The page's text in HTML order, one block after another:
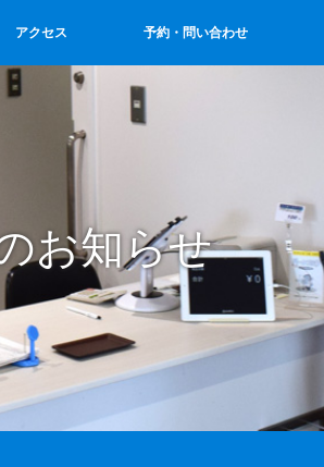
アクセス 予約・問い合わせ
お知らせ